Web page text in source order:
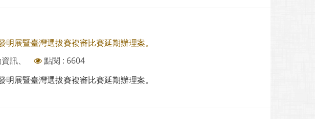
展暨臺灣選拔賽複審比賽延期辦理案。
訊、
點閱 : 6604
展暨臺灣選拔賽複審比賽延期辦理案。